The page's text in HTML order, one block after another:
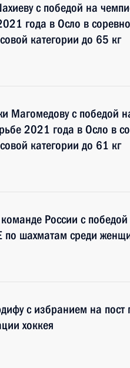
с победой на
года в Осло в
категории до 65 кг
Магомедову с победой
2021 года в Осло в
категории до 61 кг
России с
шахматам среди
с избранием на пост
хоккея